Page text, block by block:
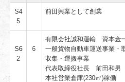
S4
5
前田興業として創業
S6
2
6
有限会社誠和運輸 資本金
一般貨物自動車運送事業・
収集・運搬事業
代表取締役社長 前田和
本社営業倉庫(230㎡)稼働